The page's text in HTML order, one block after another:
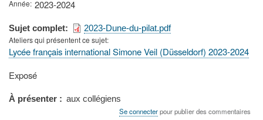
Année 2023-2024
Sujet complet
2023-Dune-du-pilat.pdf
Ateliers qui présentent ce sujet
Lycée français international Simone Veil (Düsseldorf) 2023-2024
Type
présentation
Exposé
À présenter aux collégiens
Se connecterpour publier des commentaires